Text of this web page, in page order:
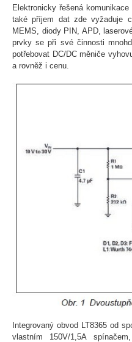
Elektronicky řešená
také příjem dat zde vyžaduje
MEMS, diody PIN, APD,
prvky se při své činnosti
potřebovat DC/DC měniče
a rovněž i cenu.
Integrovaný obvod LT8365 od
vlastním 150V/1,5A